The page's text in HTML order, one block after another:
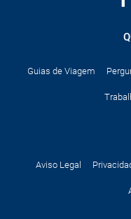
Guias de Viagem
Aviso Legal